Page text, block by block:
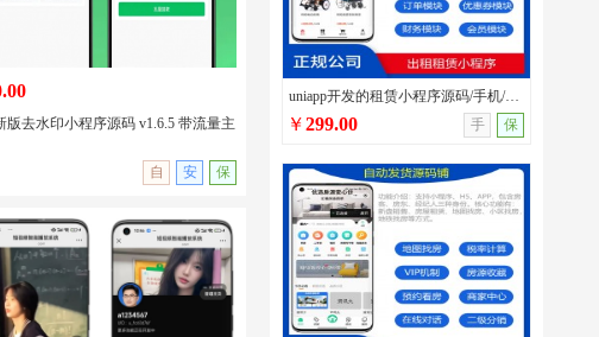
版去水印小程序源码 v1.6.5 带流量主
自 安 保
uniapp开发的租赁小程序源码/手机/汽车/办公用品租赁系统带分销模块和员工系统
￥299.00 手 保